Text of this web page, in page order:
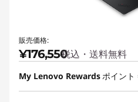
販売価格:
¥176,550税込・送料無料
My Lenovo Rewardsポイント